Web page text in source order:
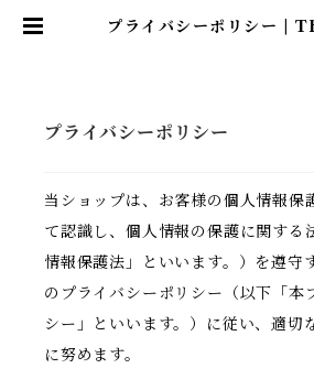
プライバシーポリシー |
プライバシーポリシー
当ショップは、お客様の個人情報保
て認識し、個人情報の保護に関する
情報保護法」といいます。）を遵守
のプライバシーポリシー（以下「本
シー」といいます。）に従い、適切
に努めます。